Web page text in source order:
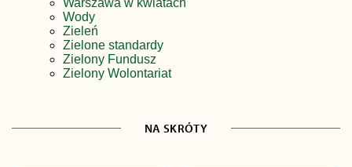
Warszawa w kwiatach
Wody
Zieleń
Zielone standardy
Zielony Fundusz
Zielony Wolontariat
NA SKRÓTY